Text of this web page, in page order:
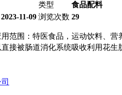
类型
食品配料
2023-11-09 浏览次数 29
范围：特医食品，运动饮料、
接被肠道消化系统吸收利用花生